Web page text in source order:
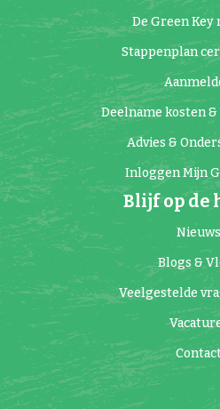
De Green Key
Stappenplan
Deelname kosten
Advies &
Inloggen Mijn
Blijf op de
Nieuws
Blogs &
Veelgestelde